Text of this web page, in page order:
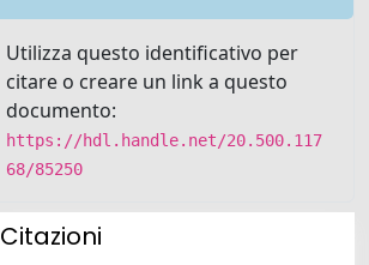
Utilizza questo identificativo per
citare o creare un link a questo
documento:
https://hdl.handle.net/20.500.117
68/85250
Citazioni